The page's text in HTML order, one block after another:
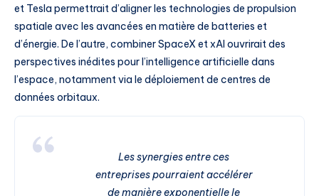
et Tesla permettrait d’aligner les technologies de propulsion
spatiale avec les avancées en matière de batteries et
d’énergie. De l’autre, combiner SpaceX et xAI ouvrirait des
perspectives inédites pour l’intelligence artificielle dans
l’espace, notamment via le déploiement de centres de
données orbitaux.
Les synergies entre ces
entreprises pourraient accélérer
de manière exponentielle le